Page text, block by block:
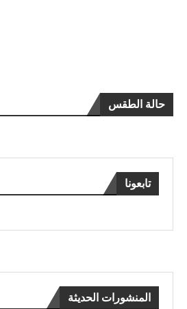
حالة الطقس
تابعونا
المنشورات الحديثة